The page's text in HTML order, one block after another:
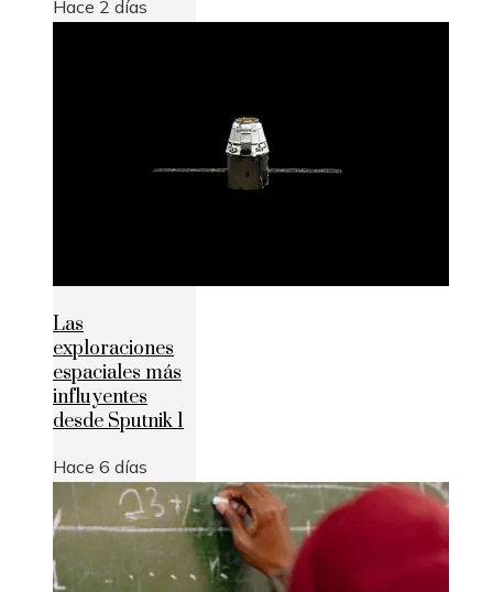
Hace 2 días
Las
exploraciones
espaciales más
influyentes
desde Sputnik 1
Hace 6 días